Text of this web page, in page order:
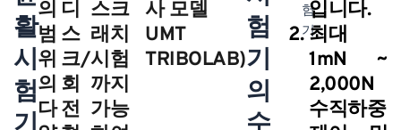
활
시
험
의
범
위
의
다
디
스
크/
회
전
스크
래치
시험
까지
가능
사 모델
UMT
TRIBOLAB)
험
기
의
입니다.
최대
1mN ~
2,000N
수직하중